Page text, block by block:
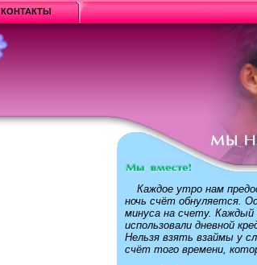
КОНТАКТЫ
Каждое утро нам
ночь счёт обнуляется.
минуса на счету.
использовали дневной
Нельзя взять взаймы у
счёт того времени,